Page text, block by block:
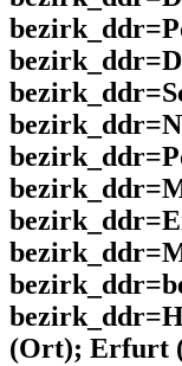
(Ort); Erfurt